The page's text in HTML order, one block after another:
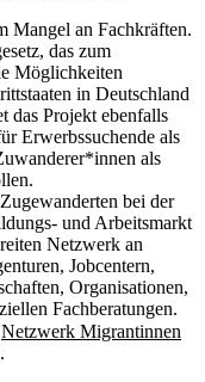
Mangel an Fachkräften.
das zum
Möglichkeiten
in Deutschland
das Projekt ebenfalls
Erwerbssuchende als
als
bei der
und Arbeitsmarkt
Netzwerk an
Jobcentern,
Organisationen,
Fachberatungen.
Netzwerk Migrantinnen
.